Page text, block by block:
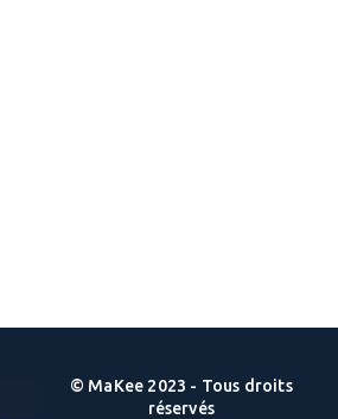
© MaKee 2023 - Tous droits
réservés